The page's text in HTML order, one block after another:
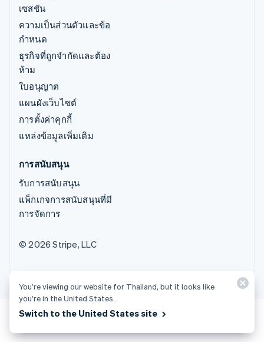
เซสชัน
ความเป็นส่วนตัวและข้อ
กำหนด
ธุรกิจที่ถูกจำกัดและต้อง
ห้าม
ใบอนุญาต
แผนผังเว็บไซต์
การตั้งค่าคุกกี้
แหล่งข้อมูลเพิ่มเติม
การสนับสนุน
รับการสนับสนุน
แพ็กเกจการสนับสนุนที่มี
การจัดการ
© 2026 Stripe, LLC
You’re viewing our website for Thailand, but it looks like
you’re in the United States.
Switch to the United States site